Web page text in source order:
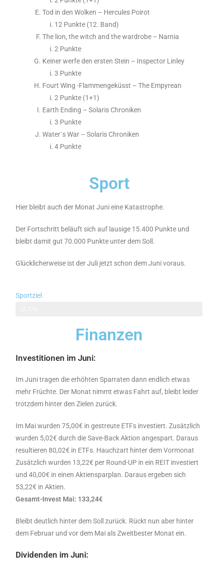
Tod in den Wolken – Hercules Poirot
12 Punkte (12. Band)
The lion, the witch and the wardrobe – Narnia
2 Punkte
Keiner werfe den ersten Stein – Inspector Linley
3 Punkte
Fourt Wing -Flammengeküsst – The Empyrean
2 Punkte (1+1)
Earth Ending – Solaris Chroniken
3 Punkte
Water´s War – Solaris Chroniken
4 Punkte
Sport
Hier bleibt auch der Monat Juni eine Katastrophe.
Der Fortschritt beläuft sich auf lausige 15.400 Punkte und
bleibt damit gut 70.000 Punkte unter dem Soll.
Glücklicherweise ist der Juli jetzt schon dem Juni voraus.
Sportziel
Finanzen
Investitionen im Juni:
Im Juni tragen die erhöhten Sparraten dann endlich etwas
mehr Früchte. Der Monat nimmt etwas Fahrt auf, bleibt leider
trotzdem hinter den Zielen zurück.
Im Mai wurden 75,00€ in gestreute ETFs investiert. Zusätzlich
wurden 5,02€ durch die Save-Back Aktion angespart. Daraus
resultieren 80,02€ in ETFs. Hauchzart hinter dem Vormonat
Zusätzlich wurden 13,22€ per Round-UP in ein REIT investiert
und 40,00€ in einen Aktiensparplan. Daraus ergeben sich
53,22€ in Aktien.
Gesamt-Invest Mai: 133,24€
Bleibt deutlich hinter dem Soll zurück. Rückt nun aber hinter
dem Februar und vor dem Mai als Zweitbester Monat ein.
Dividenden im Juni: